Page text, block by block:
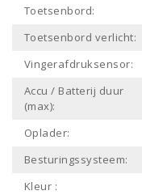
Toetsenbord:
Toetsenbord verlicht:
Vingerafdruksensor:
Accu / Batterij duur
(max):
Oplader:
Besturingssysteem:
Kleur :